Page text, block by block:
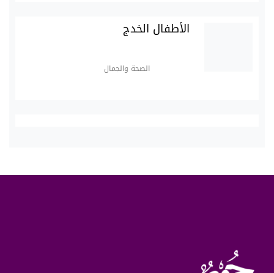
الأطفال الخدج
الصحة والجمال